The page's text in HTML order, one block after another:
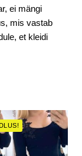
ei mängi
mis vastab
et kleidi